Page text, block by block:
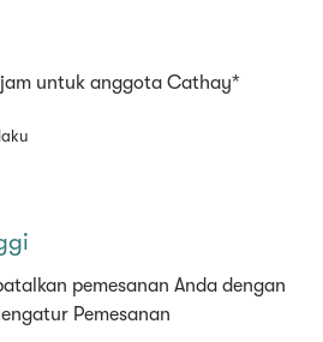
untuk anggota Cathay*
pemesanan Anda dengan
Pemesanan